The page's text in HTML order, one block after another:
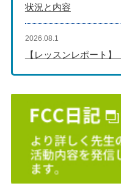
状況と内容
【レッスンレポート】
2026.08.1